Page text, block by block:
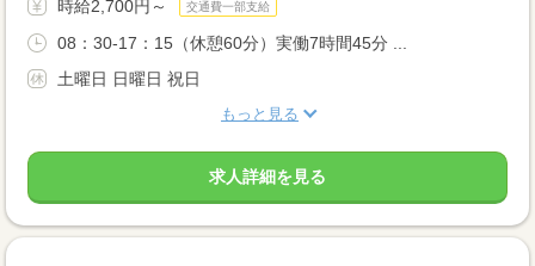
時給2,700円～ 交通費一部支給
08：30-17：15（休憩60分）実働7時間45分 ...
土曜日 日曜日 祝日
もっと見る
求人詳細を見る